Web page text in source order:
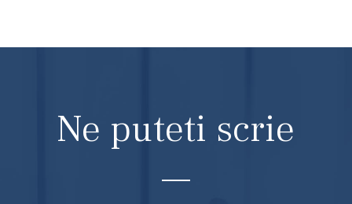
Ne puteti scrie